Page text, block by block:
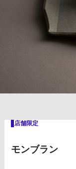
モンブラン